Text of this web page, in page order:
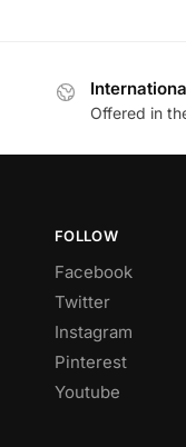
Offered in
FOLLOW
Facebook
Twitter
Instagram
Pinterest
Youtube